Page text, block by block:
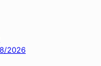
2026